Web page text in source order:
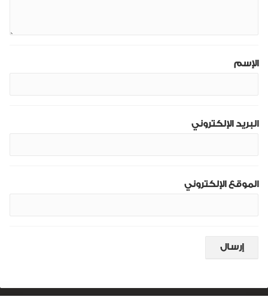
الإسم
البريد الإلكتروني
الموقع الإلكتروني